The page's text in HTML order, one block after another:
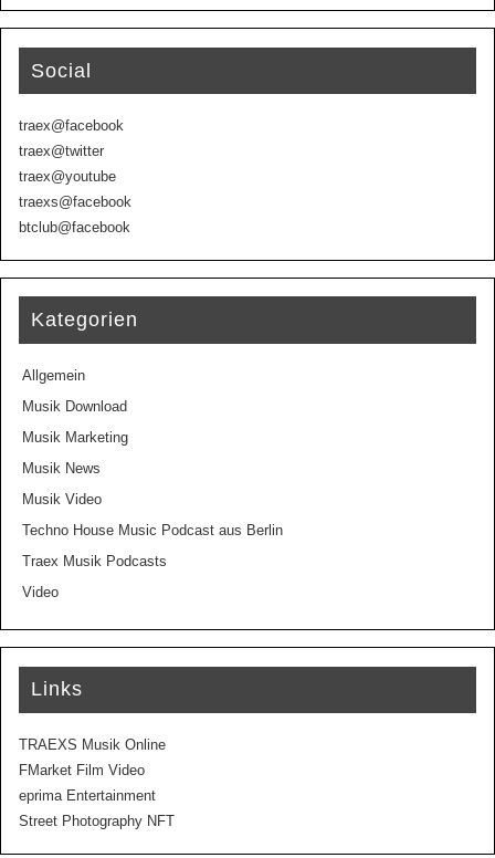
Social
traex@facebook
traex@twitter
traex@youtube
traexs@facebook
btclub@facebook
Kategorien
Allgemein
Musik Download
Musik Marketing
Musik News
Musik Video
Techno House Music Podcast aus Berlin
Traex Musik Podcasts
Video
Links
TRAEXS Musik Online
FMarket Film Video
eprima Entertainment
Street Photography NFT